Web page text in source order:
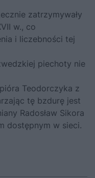
zatrzymywały
w., co
i liczebności tej
piechoty nie
Teodorczyka z
tę bzdurę jest
Radosław Sikora
dostępnym w sieci.